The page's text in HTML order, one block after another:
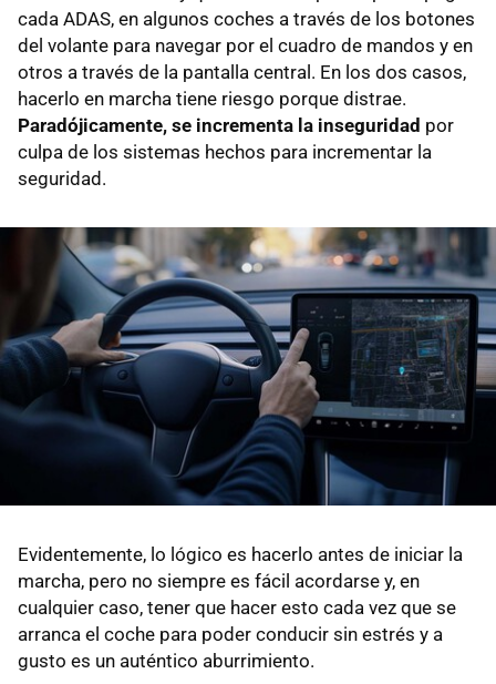
cada ADAS, en algunos coches a través de los botones
del volante para navegar por el cuadro de mandos y en
otros a través de la pantalla central. En los dos casos,
hacerlo en marcha tiene riesgo porque distrae.
Paradójicamente, se incrementa la inseguridad por
culpa de los sistemas hechos para incrementar la
seguridad.
Evidentemente, lo lógico es hacerlo antes de iniciar la
marcha, pero no siempre es fácil acordarse y, en
cualquier caso, tener que hacer esto cada vez que se
arranca el coche para poder conducir sin estrés y a
gusto es un auténtico aburrimiento.